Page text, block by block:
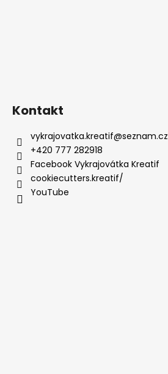
Kontakt
vykrajovatka.kreatif@seznam.cz
+420 777 282918
Facebook Vykrajovátka Kreatif
cookiecutters.kreatif/
YouTube